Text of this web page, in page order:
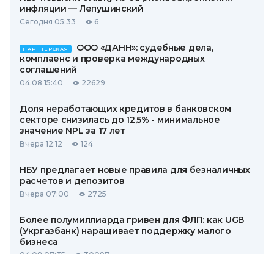
инфляции — Лепушинский
Сегодня 05:33 6
ПАРТНЕРСКАЯ
ООО «ДАНН»: судебные дела,
комплаенс и проверка международных
соглашений
04.08 15:40 22629
Доля неработающих кредитов в банковском
секторе снизилась до 12,5% - минимальное
значение NPL за 17 лет
Вчера 12:12 124
НБУ предлагает новые правила для безналичных
расчетов и депозитов
Вчера 07:00 2725
Более полумиллиарда гривен для ФЛП: как UGB
(Укргазбанк) наращивает поддержку малого
бизнеса